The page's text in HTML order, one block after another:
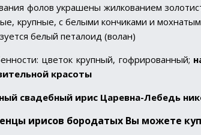
фолов украшены жилкованием
крупные, с белыми кончиками и
белый петалоид (волан)
цветок крупный, гофрированный;
красоты
свадебный ирис Царевна-Лебедь
ирисов бородатых Вы можете